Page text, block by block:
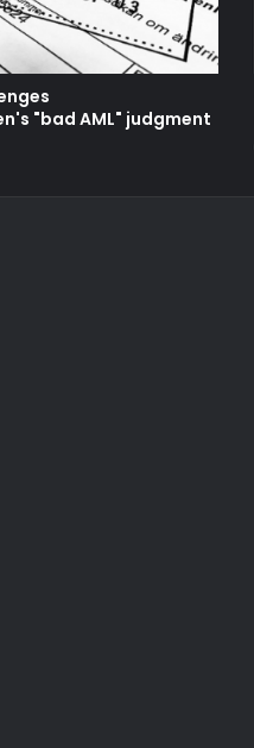
"bad AML" judgment